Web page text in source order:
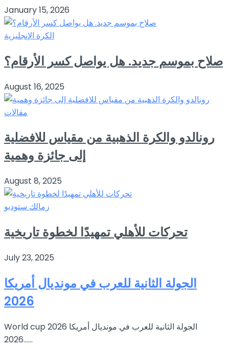
January 15, 2026
الكرة الإنجليزية
صلاح بموسم جديد. هل يواصل كسر الأرقام؟
August 16, 2025
مقالات
رونالدو والكرة الذهبية من مقياس للافضلية
إلى جائزة وهمية
August 8, 2025
زمالك ستوديو
تحركات للأهلي تمهيدًا لخطوة تاريخية
July 23, 2025
الجولة الثانية للعرب في مونديال أمريكا
2026
World cup 2026 الجولة الثانية للعرب في مونديال أمريكا
2026…...